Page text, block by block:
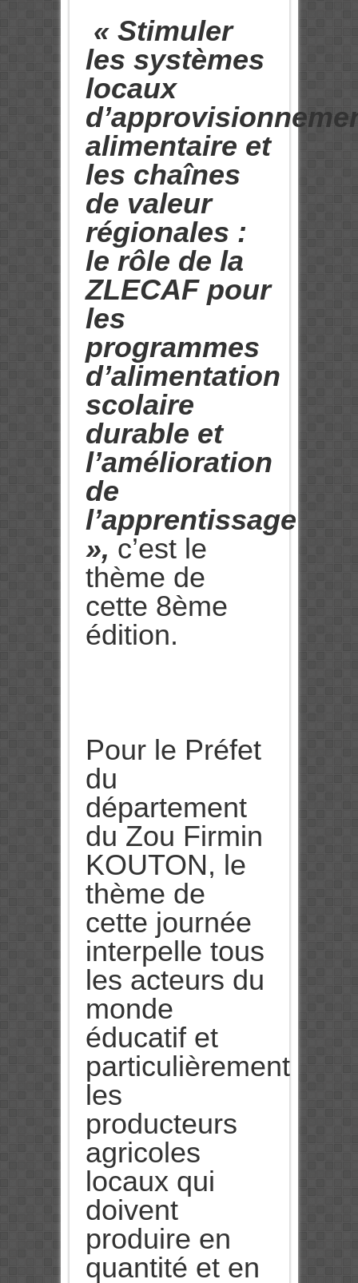
« Stimuler
les systèmes
locaux
alimentaire et
les chaînes
de valeur
régionales :
le rôle de la
ZLECAF pour
les
programmes
d’alimentation
scolaire
durable et
l’amélioration
de
l’apprentissage
», c’est le
thème de
cette 8ème
édition.
Pour le Préfet
du
département
du Zou Firmin
KOUTON, le
thème de
cette journée
interpelle tous
les acteurs du
monde
éducatif et
particulièrement
les
producteurs
agricoles
locaux qui
doivent
produire en
quantité et en